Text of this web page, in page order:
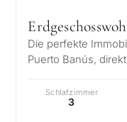
Die perfekte
Puerto Banús,
Schlafzimmer
3